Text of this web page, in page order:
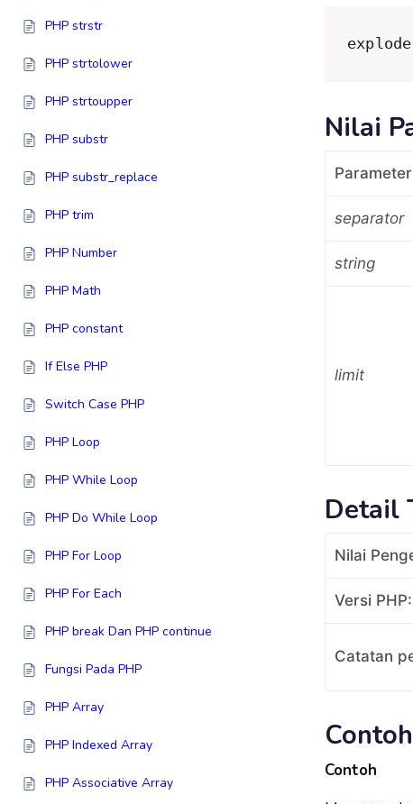
PHP strstr
PHP strtolower
PHP strtoupper
PHP substr
PHP substr_replace
PHP trim
PHP Number
PHP Math
PHP constant
If Else PHP
Switch Case PHP
PHP Loop
PHP While Loop
PHP Do While Loop
PHP For Loop
PHP For Each
PHP break Dan PHP continue
Fungsi Pada PHP
PHP Array
PHP Indexed Array
PHP Associative Array
explode
Nilai
Parameter
separator
string
limit
Detail
Nilai
Versi PHP:
Catatan
Contoh